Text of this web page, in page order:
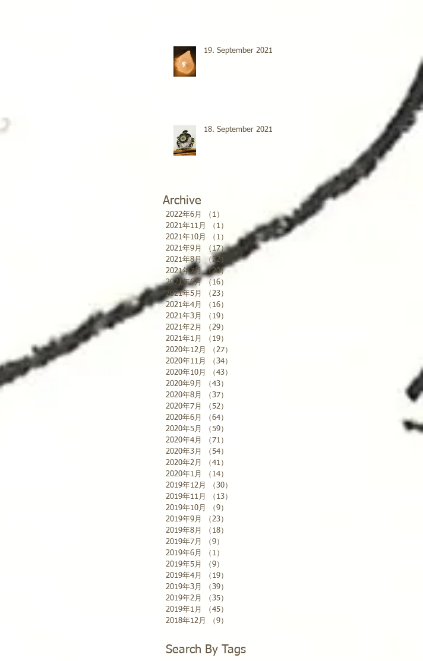
19. September 2021
18. September 2021
Archive
2022年6月 （1）
2021年11月
（1）
1件の記事
2021年10月
（1）
1件の記事
2021年9月
（17）17件の記事
2021年8月
（22）
22件の記事
2021年7月 （20）
2021年6月
（16）
2021年5月
（23）
2021年4月
（16）
2021年3月
（19）
2021年2月
（29）
2021年1月
（19）
2020年12月
（27）
2020年11月
（34）
2020年10月
（43）
2020年9月
（43）
2020年8月
（37）
2020年7月
（52）
2020年6月
（64）
2020年5月
（59）
2020年4月
（71）
2020年3月
（54）
2020年2月
（41）
2020年1月
（14）
2019年12月
（30）
2019年11月
（13）
2019年10月
（9）
2019年9月
（23）
2019年8月
（18）
2019年7月
（9）
2019年6月
（1）
2019年5月
（9）
2019年4月
（19）
2019年3月
（39）
2019年2月
（35）
2019年1月
（45）
2018年12月
（9）
Search By Tags